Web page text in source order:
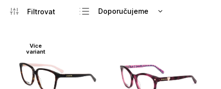
Doporučujeme
Abecedně
Více
variant